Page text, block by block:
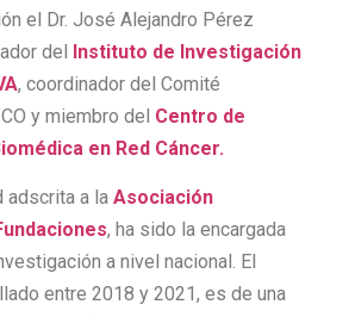
el Dr. José Alejandro Pérez
del Instituto de Investigación
, coordinador del Comité
y miembro del Centro de
en Red Cáncer.
adscrita a la Asociación
, ha sido la encargada
a nivel nacional. El
entre 2018 y 2021, es de una